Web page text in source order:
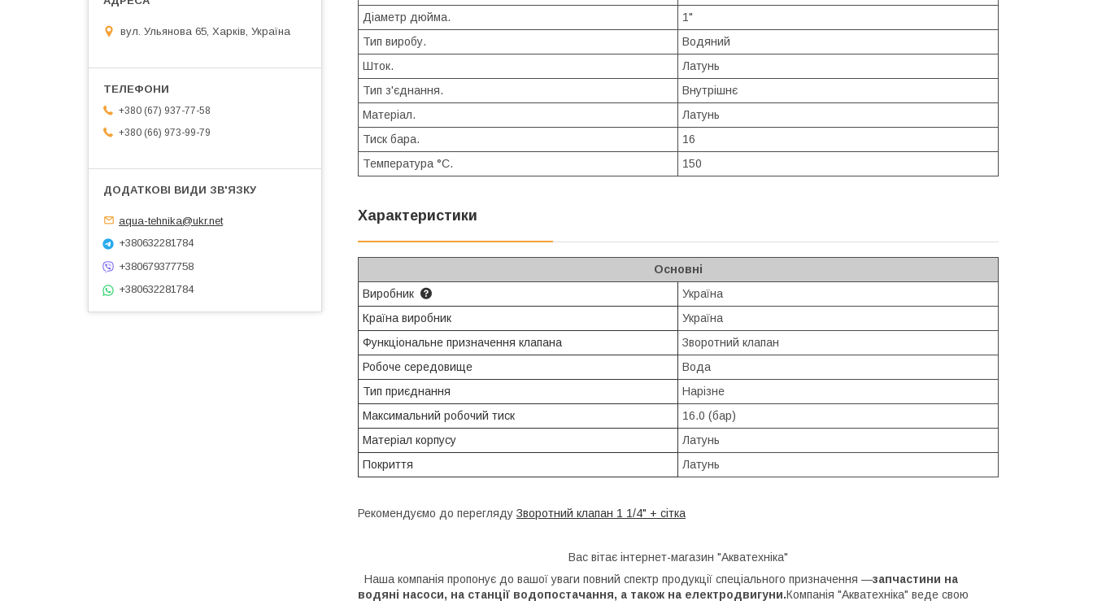
Діаметр дюйма.
1"
Тип виробу.
Водяний
Шток.
Латунь
Тип з'єднання.
Внутрішнє
Матеріал.
Латунь
Тиск бара.
16
Температура °C.
150
Характеристики
Основні
Виробник
Україна
Країна виробник
Україна
Функціональне призначення клапана
Зворотний клапан
Робоче середовище
Вода
Тип приєднання
Нарізне
Максимальний робочий тиск
16.0 (бар)
Матеріал корпусу
Латунь
Покриття
Латунь
Рекомендуємо до перегляду Зворотний клапан 1 1/4" + сітка
Вас вітає інтернет-магазин "Акватехніка"
Наша компанія пропонує до вашої уваги повний спектр продукції спеціального призначення —запчастини на
водяні насоси, на станції водопостачання, а також на електродвигуни.Компанія "Акватехніка" веде свою
вул. Ульянова 65, Харків, Україна
+380 (67) 937-77-58
+380 (66) 973-99-79
aqua-tehnika@ukr.net
+380632281784
+380679377758
+380632281784